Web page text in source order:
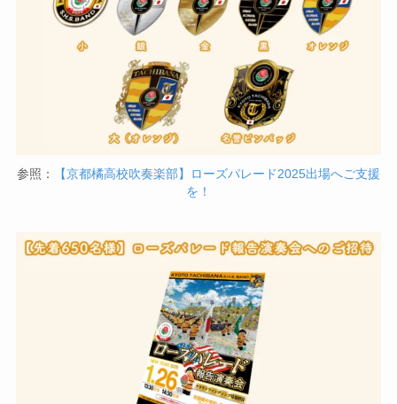
参照：
【京都橘高校吹奏楽部】ローズパレード2025出場へご支援
を！